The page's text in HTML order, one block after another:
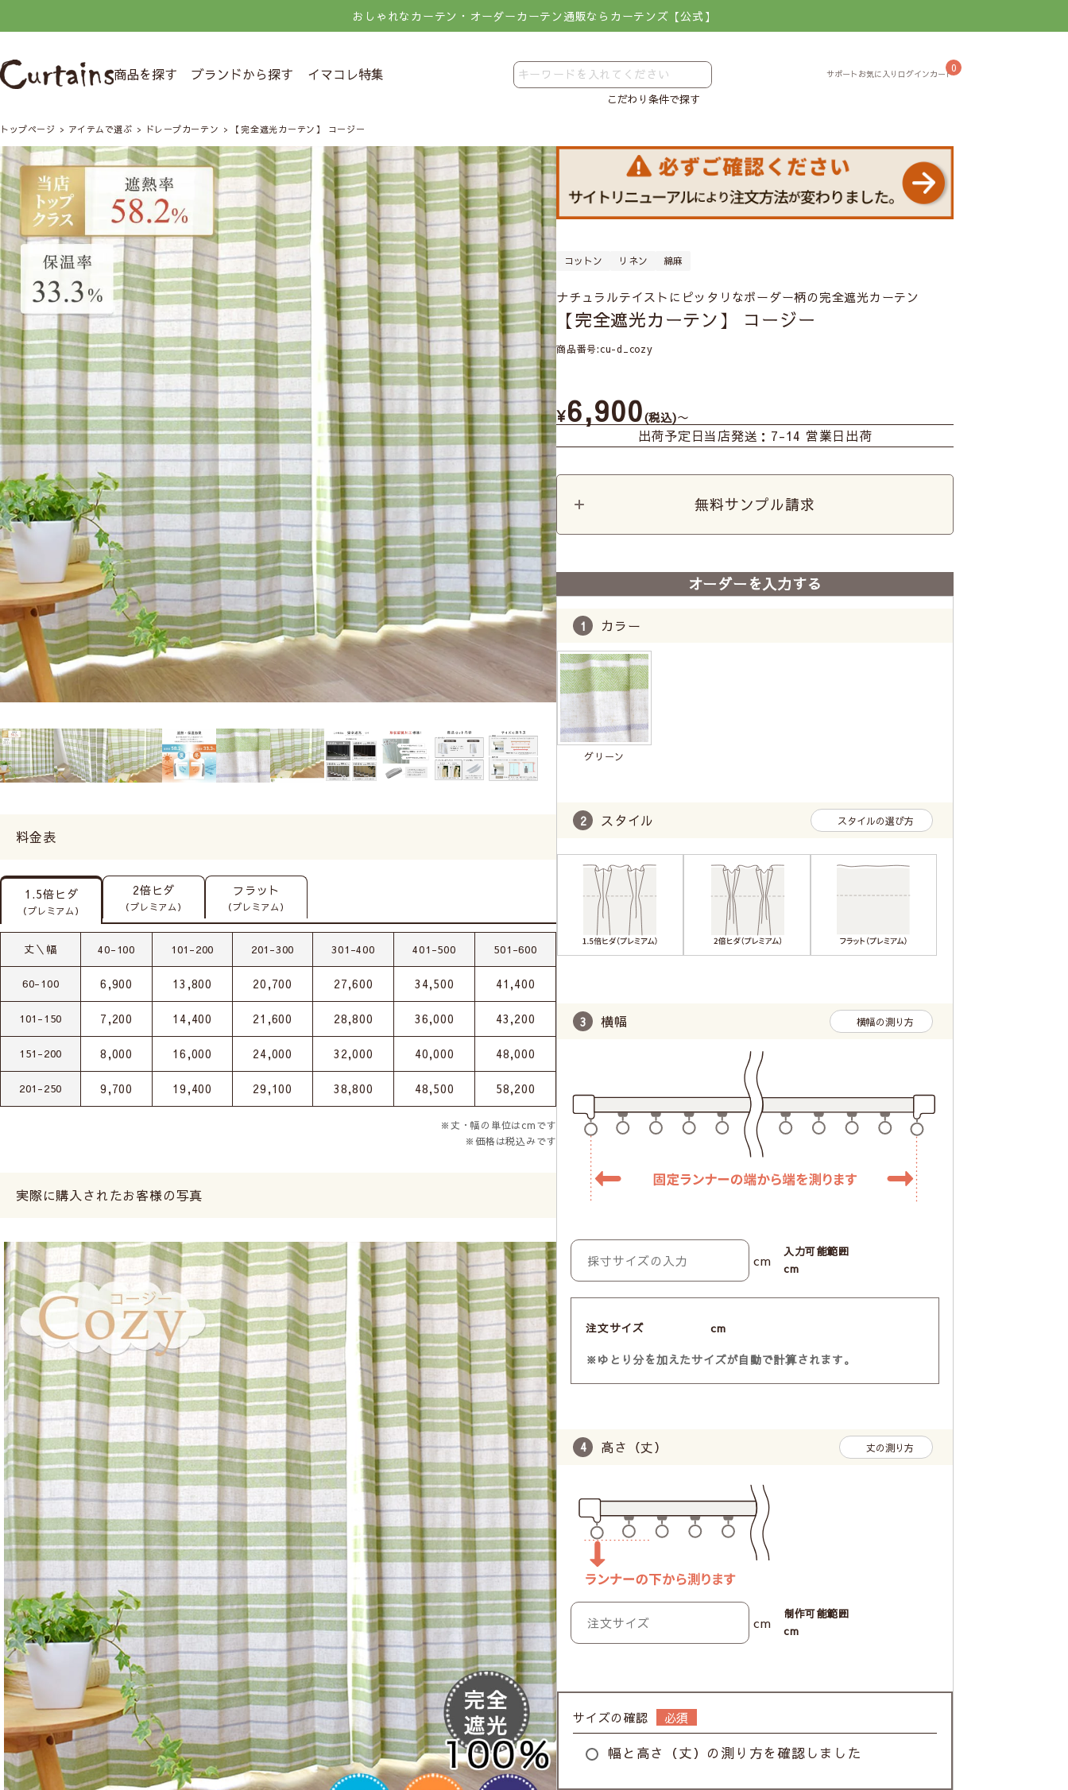
おしゃれなカーテン・オーダーカーテン通販ならカーテンズ【公式】
商品を探す ブランドから探す イマコレ特集
こだわり条件で探す
0
トップページ アイテムで選ぶ ドレープカーテン 【完全遮光カーテン】 コージー
料金表
1.5倍ヒダ
（プレミアム）
2倍ヒダ
（プレミアム）
フラット
（プレミアム）
丈＼幅 40-100 101-200 201-300 301-400 401-500 501-600
60-100 6,900 13,800 20,700 27,600 34,500 41,400
101-150 7,200 14,400 21,600 28,800 36,000 43,200
151-200 8,000 16,000 24,000 32,000 40,000 48,000
201-250 9,700 19,400 29,100 38,800 48,500 58,200
※丈・幅の単位はcmです
※価格は税込みです
実際に購入されたお客様の写真
コットン リネン 綿麻
ナチュラルテイストにピッタリなボーダー柄の完全遮光カーテン
【完全遮光カーテン】 コージー
商品番号 cu-d_cozy
¥6,900 税込 〜
出荷予定日当店発送：7-14 営業日出荷
無料サンプル請求
オーダーを入力する
カラー
グリーン
スタイル スタイルの選び方
横幅 横幅の測り方
cm
入力可能範囲
cm
注文サイズ cm
※ゆとり分を加えたサイズが自動で計算されます。
高さ（丈） 丈の測り方
cm
制作可能範囲
cm
サイズの確認
幅と高さ（丈）の測り方を確認しました